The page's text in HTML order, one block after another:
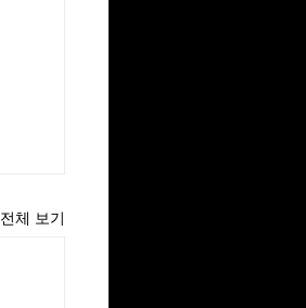
전체 보기